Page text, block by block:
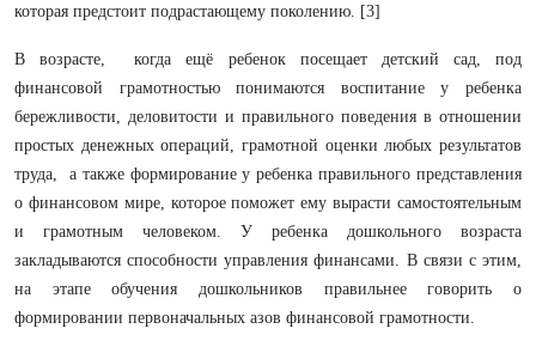
которая предстоит подрастающему поколению. [3]
В возрасте, когда ещё ребенок посещает детский сад, под
финансовой грамотностью
понимаются воспитание у ребенка
бережливости, деловитости и правильного поведения в отношении
простых денежных операций, грамотной оценки любых результатов
труда, а также формирование у ребенка правильного представления
о финансовом мире, которое поможет ему вырасти самостоятельным
и грамотным человеком. У ребенка дошкольного возраста
закладываются способности управления финансами. В связи с этим,
на этапе обучения дошкольников правильнее говорить о
формировании первоначальных азов финансовой грамотности.